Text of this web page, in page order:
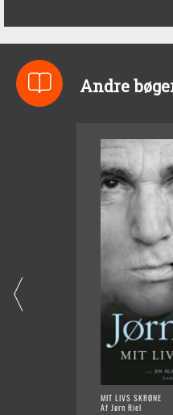
Andre
MIT LIVS SKRØNE
Af Jørn Riel